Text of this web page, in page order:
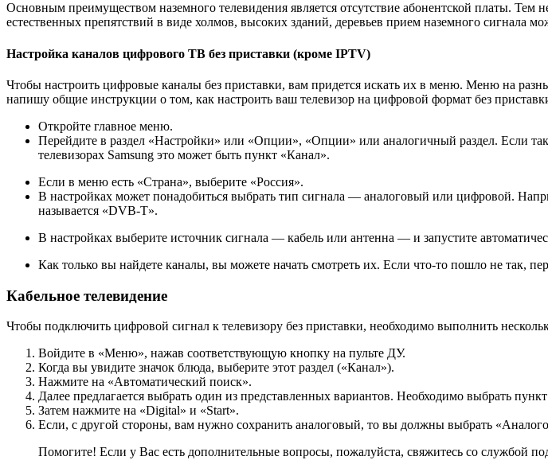
Основным преимуществом наземного телевидения является отсутствие абонентской платы.
естественных препятствий в виде холмов, высоких зданий, деревьев прием наземного сигнала
Настройка каналов цифрового ТВ без приставки (кроме IPTV)
Чтобы настроить цифровые каналы без приставки, вам придется искать их в меню. Меню на
напишу общие инструкции о том, как настроить ваш телевизор на цифровой формат без
Откройте главное меню.
Перейдите в раздел «Настройки» или «Опции», «Опции» или аналогичный раздел. Если
телевизорах Samsung это может быть пункт «Канал».
Если в меню есть «Страна», выберите «Россия».
В настройках может понадобиться выбрать тип сигнала — аналоговый или цифровой.
называется «DVB-T».
В настройках выберите источник сигнала — кабель или антенна — и запустите
Как только вы найдете каналы, вы можете начать смотреть их. Если что-то пошло не так,
Кабельное телевидение
Чтобы подключить цифровой сигнал к телевизору без приставки, необходимо выполнить
Войдите в «Меню», нажав соответствующую кнопку на пульте ДУ.
Когда вы увидите значок блюда, выберите этот раздел («Канал»).
Нажмите на «Автоматический поиск».
Далее предлагается выбрать один из представленных вариантов. Необходимо выбрать
Затем нажмите на «Digital» и «Start».
Если, с другой стороны, вам нужно сохранить аналоговый, то вы должны выбрать
Помогите! Если у Вас есть дополнительные вопросы, пожалуйста, свяжитесь со службой